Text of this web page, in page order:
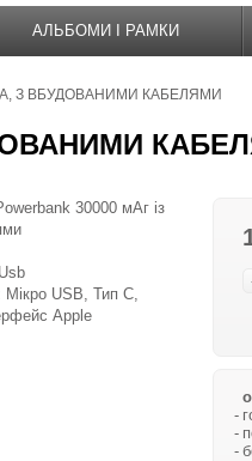
АЛЬБОМИ І РАМКИ
З ВБУДОВАНИМИ КАБЕЛЯМИ
30000 мАг із
Мікро USB, Тип C,
Apple